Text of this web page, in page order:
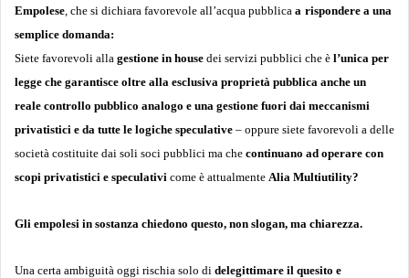
Empolese , che si dichiara favorevole all’acqua pubblica a rispondere a una
semplice domanda:
Siete favorevoli alla gestione in house dei servizi pubblici che è l’unica per
legge che garantisce oltre alla esclusiva proprietà pubblica anche un
reale controllo pubblico analogo e una gestione fuori dai meccanismi
privatistici e da tutte le logiche speculative – oppure siete favorevoli a delle
società costituite dai soli soci pubblici ma che continuano ad operare con
scopi privatistici e speculativi come è attualmente Alia Multiutility?
Gli empolesi in sostanza chiedono questo, non slogan, ma chiarezza.
Una certa ambiguità oggi rischia solo di delegittimare il quesito e